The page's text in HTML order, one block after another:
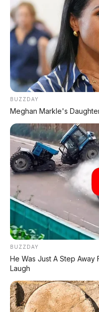
pejabat atau
berubah total di
2026.
Hongqi, sub-
dengan
meluncurkan
terbaru .
fastback
100 km/jam
Hongqi H7
bisa ngebut
ini sedan
menggoda?
📏 Panjang
Berkelas,
Hongqi H7 PHEV
BUZZDAY
Meghan Markle's
BUZZDAY
He Was Just A Step Away
Laugh